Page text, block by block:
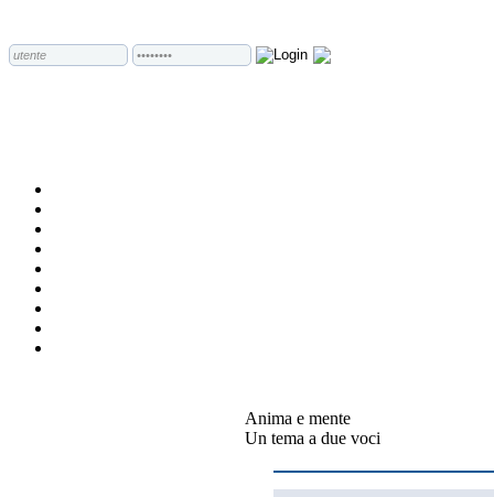
Anima e mente
Un tema a due voci